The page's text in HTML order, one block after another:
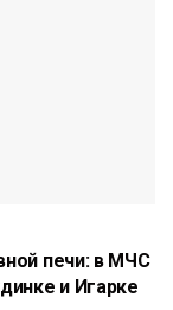
печи: в МЧС
и Игарке